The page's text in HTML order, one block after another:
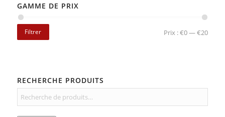
GAMME DE PRIX
Filtrer Prix :€0—€20
RECHERCHE PRODUITS